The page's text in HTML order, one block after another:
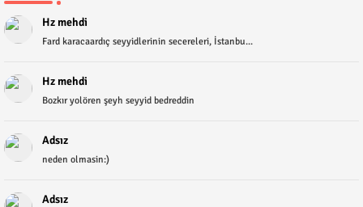
Hz mehdi
Fard karacaardıç seyyidlerinin secereleri, İstanbu...
Hz mehdi
Bozkır yolören şeyh seyyid bedreddin
Adsız
neden olmasin:)
Adsız